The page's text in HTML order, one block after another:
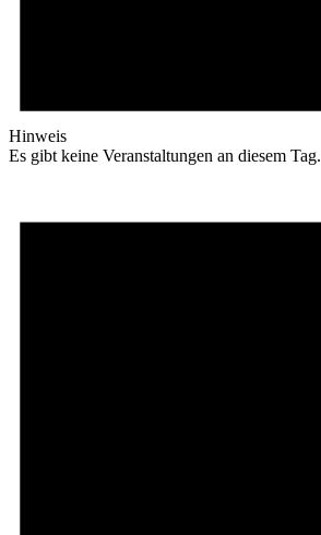
Hinweis
Es gibt keine Veranstaltungen an diesem Tag.